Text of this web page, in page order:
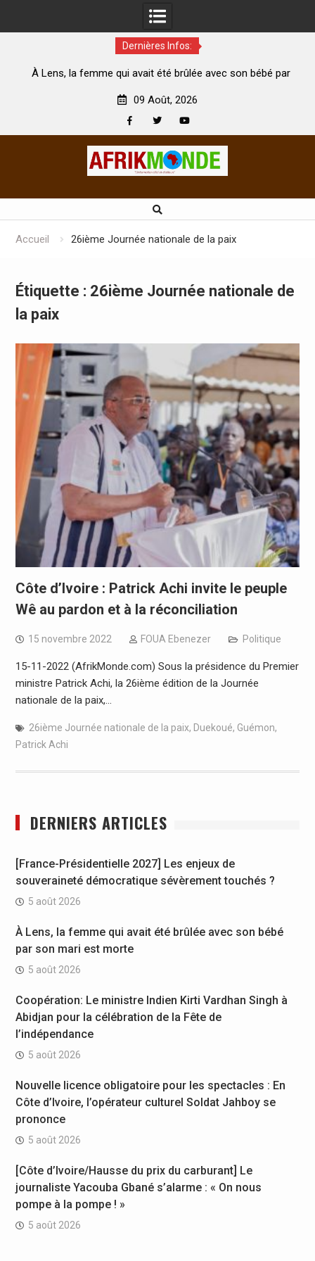
Dernières Infos:
qui avait été brûlée avec son bébé par
Coopération: Le
09 Août, 2026
Accueil 26ième Journée nationale de la paix
Étiquette : 26ième Journée nationale de
la paix
Côte d’Ivoire : Patrick Achi invite le peuple
Wê au pardon et à la réconciliation
15 novembre 2022 FOUA Ebenezer Politique
15-11-2022 (AfrikMonde.com) Sous la présidence du Premier
ministre Patrick Achi, la 26ième édition de la Journée
nationale de la paix,…
26ième Journée nationale de la paix, Duekoué, Guémon,
Patrick Achi
DERNIERS ARTICLES
[France-Présidentielle 2027] Les enjeux de
souveraineté démocratique sévèrement touchés ?
5 août 2026
À Lens, la femme qui avait été brûlée avec son bébé
par son mari est morte
5 août 2026
Coopération: Le ministre Indien Kirti Vardhan Singh à
Abidjan pour la célébration de la Fête de
l’indépendance
5 août 2026
Nouvelle licence obligatoire pour les spectacles : En
Côte d’Ivoire, l’opérateur culturel Soldat Jahboy se
prononce
5 août 2026
[Côte d’Ivoire/Hausse du prix du carburant] Le
journaliste Yacouba Gbané s’alarme : « On nous
pompe à la pompe ! »
5 août 2026